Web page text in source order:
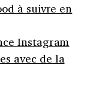
à suivre en
Instagram
avec de la